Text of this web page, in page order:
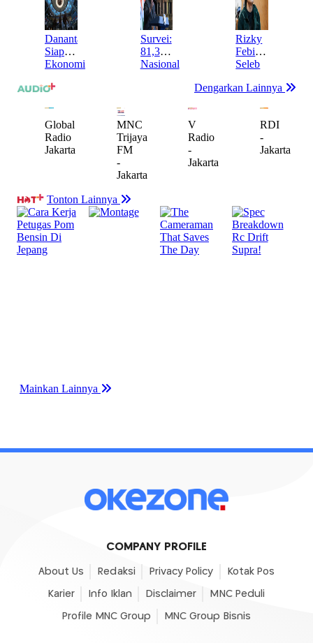
COMPANY PROFILE
About Us Redaksi Privacy Policy Kotak Pos
Karier Info Iklan Disclaimer MNC Peduli
Profile MNC Group MNC Group Bisnis